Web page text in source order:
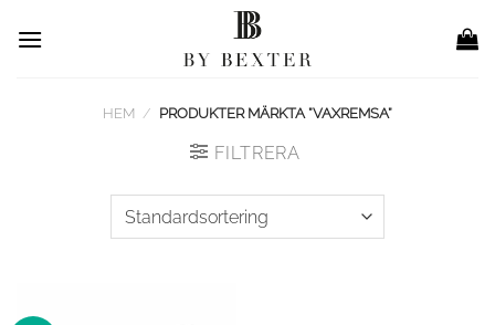
HEM / PRODUKTER MÄRKTA ”VAXREMSA”
FILTRERA